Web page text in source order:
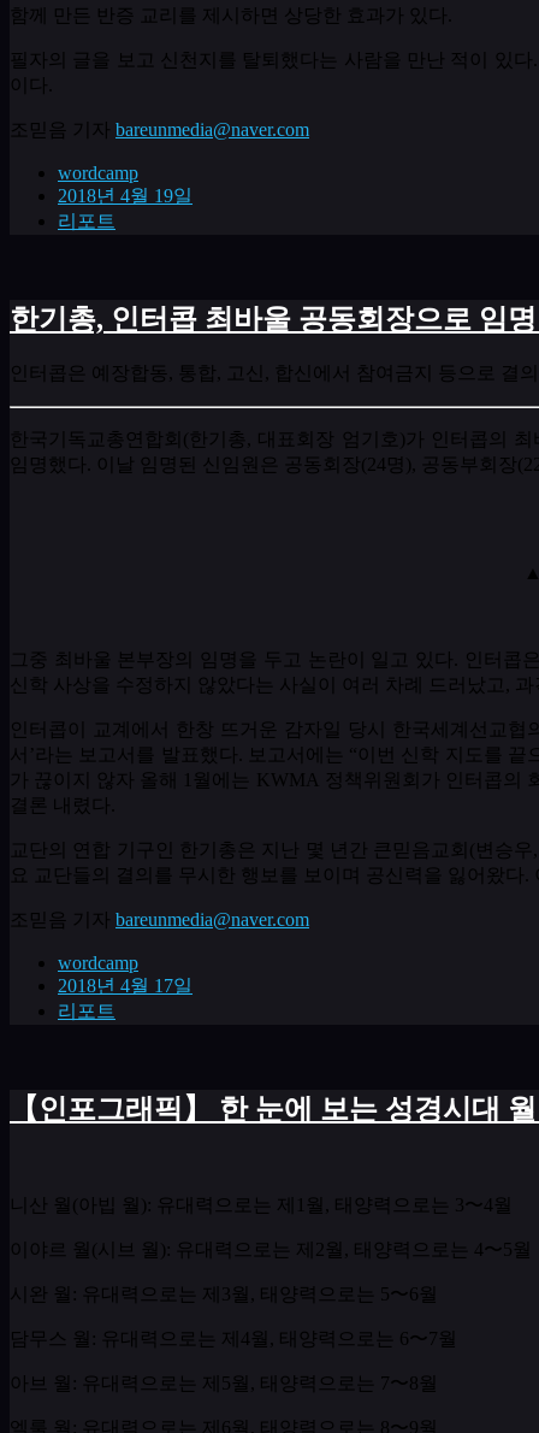
함께 만든 반증 교리를 제시하면 상당한 효과가 있다
필자의 글을 보고 신천지를 탈퇴했다는 사람을 만난 적이 있다
이다
조믿음 기자 bareunmedia@naver.com
wordcamp
2018년 4월 19일
리포트
한기총, 인터콥 최바울 공동회장으로 임
인터콥은 예장합동, 통합, 고신, 합신에서 참여금지 등으로 결
한국기독교총연합회 ( 한기총 , 대표회장 엄기호 )가 인터콥의
임명했다
이날 임명된 신임원은 공동회장(24 명 ), 공동부회장
그중 최바울 본부장의 임명을 두고 논란이 일고 있다
인터콥
신학 사상을 수정하지 않았다는 사실이 여러 차례 드러났고 , 과
인터콥이 교계에서 한창 뜨거운 감자일 당시 한국세계선교협
서 ’ 라는 보고서를 발표했다 보고서에는 “이번 신학 지도를 끝
가 끊이지 않자 올해
월에는 KWMA 정책위원회가 인터콥의
결론 내렸다
교단의 연합 기구인 한기총은 지난 몇 년간 큰믿음교회 ( 변승우
요 교단들의 결의를 무시한 행보를 보이며 공신력을 잃어왔다
조믿음 기자 bareunmedia@naver.com
wordcamp
2018년 4월 17일
리포트
【인포그래픽】 한 눈에 보는 성경시대
니산 월 ( 아빕 월 ): 유대력으로는 제 1 월 , 태양력으로는 3〜4월
이야르 월 (시브 월 ): 유대력으로는 제 2월 , 태양력으로는 4〜5월
시완 월 : 유대력으로는 제 3월 , 태양력으로는 5〜6월
담무스 월 : 유대력으로는 제 4월 , 태양력으로는 6〜7월
아브 월 : 유대력으로는 제 5월 , 태양력으로는 7〜8월
엘룰 월 : 유대력으로는 제 6월 , 태양력으로는 8〜9월